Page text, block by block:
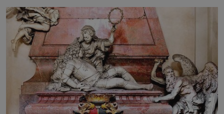
dalšími desítkami tisíc příslušnic svého včelstva,
vznikne jeden z nejdokonalejších organismů